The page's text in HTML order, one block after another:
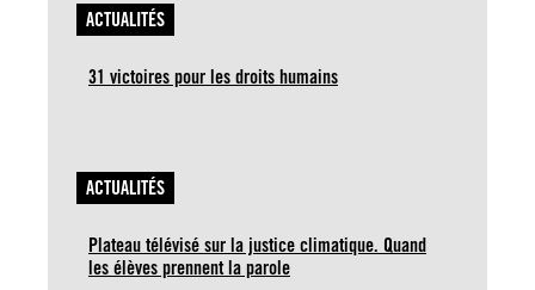
ACTUALITÉS
31 victoires pour les droits humains
ACTUALITÉS
Plateau télévisé sur la justice climatique. Quand
les élèves prennent la parole